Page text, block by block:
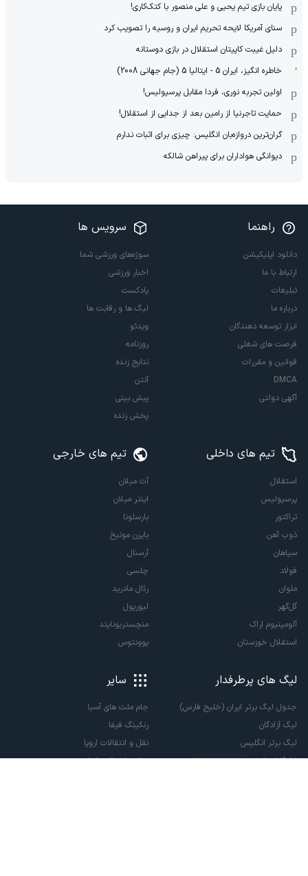
پایان بازی تیم یحیی و علی منصور با کتک‌کاری!
سنای آمریکا لایحه تحریم ایران و روسیه را تصویب کرد
دلیل غیبت کاپیتان استقلال در بازی دوستانه
خاطره انگیز، ایران 5 - ایتالیا 5 (جام جهانی 2008)
اولین تجربه نوری، فردا مقابل پرسپولیس!
حمایت تاجرنیا از رامین بعد از جدایی از استقلال!
گران‌ترین دروازه‌بان انگلیس: چیزی برای اثبات ندارم
دیوانگی هواداران برای پیراهن شالکه
راهنما
دانلود اپلیکیشن
ارتباط با ما
تبلیغات
درباره ما
ابزار توسعه دهندگان
فرصت های شغلی
قوانین و مقررات
DMCA
آگهی دولتی
سرویس ها
سوژه‌های ورزشی شما
اخبار ورزشی
پادکست
لیگ ها و رقابت ها
ویدئو
روزنامه
نتایج زنده
آنتن
پیش بینی
پخش زنده
تیم های داخلی
استقلال
پرسپولیس
تراکتور
ذوب آهن
سپاهان
فولاد
ملوان
گل‌گهر
آلومینیوم اراک
استقلال خوزستان
تیم های خارجی
آث میلان
اینتر میلان
بارسلونا
بایرن مونیخ
آرسنال
چلسی
رئال مادرید
لیورپول
منچستریونایتد
یوونتوس
لیگ های پرطرفدار
جدول لیگ برتر ایران (خلیج فارس)
لیگ آزادگان
لیگ برتر انگلیس
لالیگا اسپانیا
سایر
جام ملت های آسیا
رنکینگ فیفا
نقل و انتقالات اروپا
نقل و انتقالات ایران